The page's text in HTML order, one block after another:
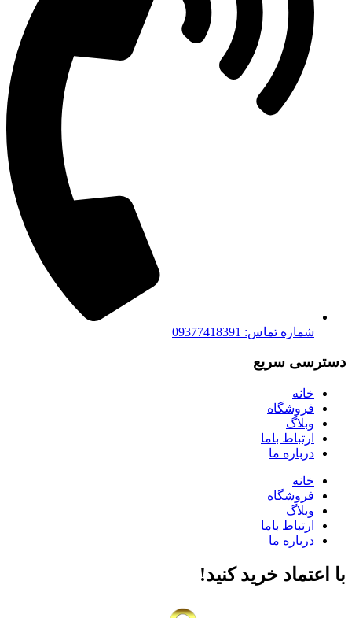
شماره تماس: 09377418391
دسترسی سریع
خانه
فروشگاه
وبلاگ
ارتباط باما
درباره ما
خانه
فروشگاه
وبلاگ
ارتباط باما
درباره ما
با اعتماد خرید کنید‌!